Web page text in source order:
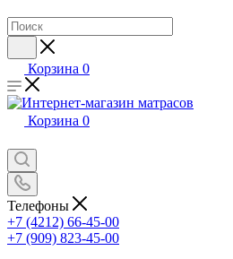
Корзина 0
Корзина 0
Телефоны
+7 (4212) 66-45-00
+7 (909) 823-45-00